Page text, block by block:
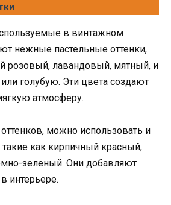
в винтажном
нежные пастельные оттенки,
розовый, лавандовый, мятный, и
голубую. Эти цвета создают
атмосферу.
можно использовать и
как кирпичный красный,
зеленый. Они добавляют
интерьере.